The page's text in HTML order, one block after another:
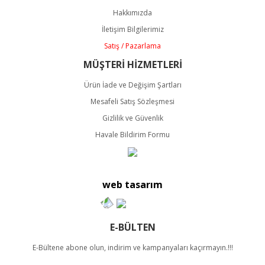
Ürün açıklamasında eksik bilgiler bulunuyor.
Ürün bilgilerinde hatalar bulunuyor.
Ürün fiyatı diğer sitelerden daha pahalı.
Bu ürüne benzer farklı alternatifler olmalı.
Gönder
Hakkımızda
İletişim Bilgilerimiz
Satış / Pazarlama
MÜŞTERİ HİZMETLERİ
Ürün İade ve Değişim Şartları
Mesafeli Satış Sözleşmesi
Gizlilik ve Güvenlik
Havale Bildirim Formu
web tasarım
E-BÜLTEN
E-Bültene abone olun, indirim ve kampanyaları kaçırmayın.!!!